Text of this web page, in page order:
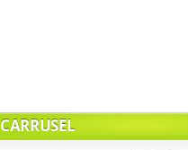
CARRUSEL